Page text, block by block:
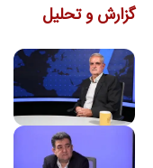
گزارش و تحلیل